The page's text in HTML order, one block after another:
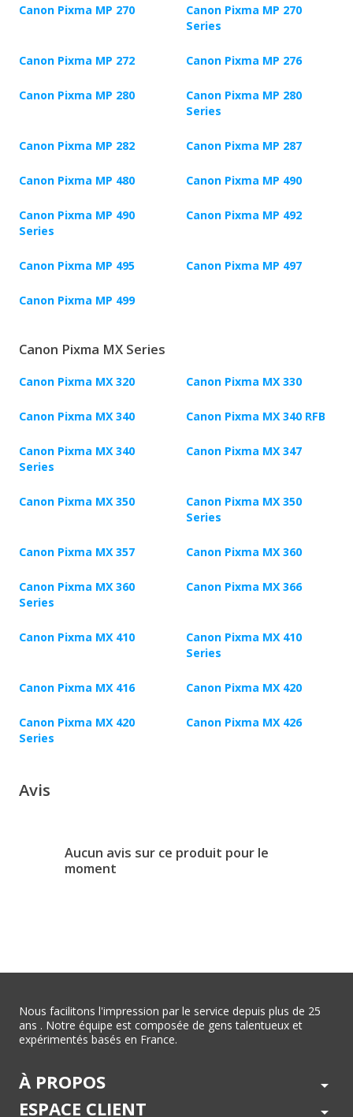
Canon Pixma MP 270
Canon Pixma MP 270
Series
Canon Pixma MP 272 Canon Pixma MP 276
Canon Pixma MP 280
Canon Pixma MP 280
Series
Canon Pixma MP 282 Canon Pixma MP 287
Canon Pixma MP 480 Canon Pixma MP 490
Canon Pixma MP 490
Series
Canon Pixma MP 492
Canon Pixma MP 495 Canon Pixma MP 497
Canon Pixma MP 499
Canon Pixma MX Series
Canon Pixma MX 320 Canon Pixma MX 330
Canon Pixma MX 340 Canon Pixma MX 340 RFB
Canon Pixma MX 340
Series
Canon Pixma MX 347
Canon Pixma MX 350
Canon Pixma MX 350
Series
Canon Pixma MX 357 Canon Pixma MX 360
Canon Pixma MX 360
Series
Canon Pixma MX 366
Canon Pixma MX 410
Canon Pixma MX 410
Series
Canon Pixma MX 416 Canon Pixma MX 420
Canon Pixma MX 420
Series
Canon Pixma MX 426
Avis
Aucun avis sur ce produit pour le
moment
Nous facilitons l'impression par le service depuis plus de 25
ans . Notre équipe est composée de gens talentueux et
expérimentés basés en France.
À PROPOS arrow_drop_down
ESPACE CLIENT arrow_drop_down